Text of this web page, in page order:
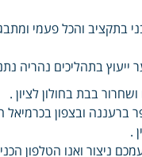
בתקציב והכל פעמי
ייעוץ בתהליכים
בבת בחולון לציון .
ובצפון בכרמיאל
.